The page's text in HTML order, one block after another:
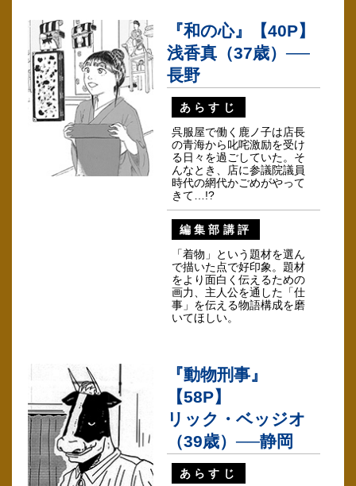
『和の心』【40P】
浅香真（37歳）──
長野
あらすじ
呉服屋で働く鹿ノ子は店長
の青海から叱咤激励を受け
る日々を過ごしていた。そ
んなとき、店に参議院議員
時代の網代かごめがやって
きて…!?
編集部講評
「着物」という題材を選ん
で描いた点で好印象。題材
をより面白く伝えるための
画力、主人公を通した「仕
事」を伝える物語構成を磨
いてほしい。
『動物刑事』
【58P】
リック・ベッジオ
（39歳）──静岡
あらすじ